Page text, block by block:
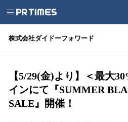
株式会社ダイドーフォワード
【5/29(金)より】＜最大
インにて『SUMMER
SALE』開催！